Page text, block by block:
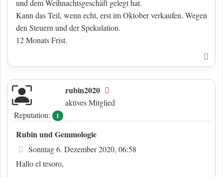
und dem Weihnachtsgeschäft gelegt hat.
Kann das Teil, wenn echt, erst im Oktober verkaufen. Wegen
den Steuern und der Spekulation.
12 Monats Frist.
rubin2020
aktives Mitglied
Reputation:
1
Rubin und Gemmologie
Beitrag
Sonntag 6. Dezember 2020, 06:58
Hallo el tesoro,